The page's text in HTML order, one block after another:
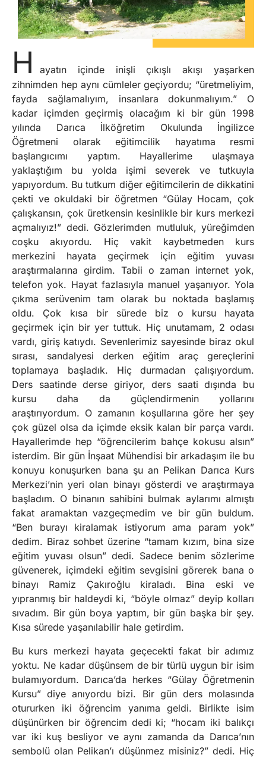
H
ayatın içinde inişli çıkışlı akışı yaşarken
zihnimden hep aynı cümleler geçiyordu; “üretmeliyim,
fayda sağlamalıyım, insanlara dokunmalıyım.” O
kadar içimden geçirmiş olacağım ki bir gün 1998
yılında Darıca İlköğretim Okulunda İngilizce
Öğretmeni olarak eğitimcilik hayatıma resmi
başlangıcımı yaptım. Hayallerime ulaşmaya
yaklaştığım bu yolda işimi severek ve tutkuyla
yapıyordum. Bu tutkum diğer eğitimcilerin de dikkatini
çekti ve okuldaki bir öğretmen “Gülay Hocam, çok
çalışkansın, çok üretkensin kesinlikle bir kurs merkezi
açmalıyız!” dedi. Gözlerimden mutluluk, yüreğimden
coşku akıyordu. Hiç vakit kaybetmeden kurs
merkezini hayata geçirmek için eğitim yuvası
araştırmalarına girdim. Tabii o zaman internet yok,
telefon yok. Hayat fazlasıyla manuel yaşanıyor. Yola
çıkma serüvenim tam olarak bu noktada başlamış
oldu. Çok kısa bir sürede biz o kursu hayata
geçirmek için bir yer tuttuk. Hiç unutamam, 2 odası
vardı, giriş katıydı. Sevenlerimiz sayesinde biraz okul
sırası, sandalyesi derken eğitim araç gereçlerini
toplamaya başladık. Hiç durmadan çalışıyordum.
Ders saatinde derse giriyor, ders saati dışında bu
kursu daha da güçlendirmenin yollarını
araştırıyordum. O zamanın koşullarına göre her şey
çok güzel olsa da içimde eksik kalan bir parça vardı.
Hayallerimde hep “öğrencilerim bahçe kokusu alsın”
isterdim. Bir gün İnşaat Mühendisi bir arkadaşım ile bu
konuyu konuşurken bana şu an Pelikan Darıca Kurs
Merkezi’nin yeri olan binayı gösterdi ve araştırmaya
başladım. O binanın sahibini bulmak aylarımı almıştı
fakat aramaktan vazgeçmedim ve bir gün buldum.
“Ben burayı kiralamak istiyorum ama param yok”
dedim. Biraz sohbet üzerine “tamam kızım, bina size
eğitim yuvası olsun” dedi. Sadece benim sözlerime
güvenerek, içimdeki eğitim sevgisini görerek bana o
binayı Ramiz Çakıroğlu kiraladı. Bina eski ve
yıpranmış bir haldeydi ki, “böyle olmaz” deyip kolları
sıvadım. Bir gün boya yaptım, bir gün başka bir şey.
Kısa sürede yaşanılabilir hale getirdim.
Bu kurs merkezi hayata geçecekti fakat bir adımız
yoktu. Ne kadar düşünsem de bir türlü uygun bir isim
bulamıyordum. Darıca’da herkes “Gülay Öğretmenin
Kursu” diye anıyordu bizi. Bir gün ders molasında
otururken iki öğrencim yanıma geldi. Birlikte isim
düşünürken bir öğrencim dedi ki; “hocam iki balıkçı
var iki kuş besliyor ve aynı zamanda da Darıca’nın
sembolü olan Pelikan’ı düşünmez misiniz?” dedi. Hiç